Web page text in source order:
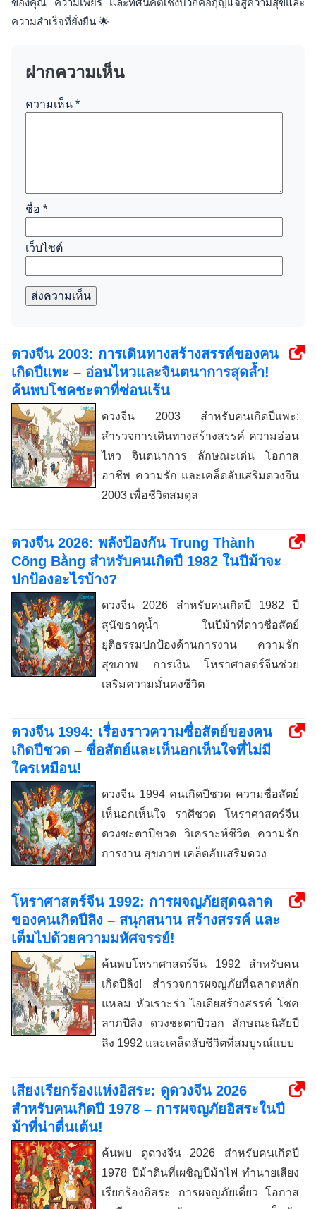
ความสำเร็จที่ยั่งยืน 🌟
ฝากความเห็น
ความเห็น *
ชื่อ *
เว็บไซต์
ส่งความเห็น
ดวงจีน 2003: การเดินทางสร้างสรรค์ของคน
เกิดปีแพะ – อ่อนไหวและจินตนาการสุดล้ำ!
ค้นพบโชคชะตาที่ซ่อนเร้น
ดวงจีน 2003 สำหรับคนเกิดปีแพะ:
สำรวจการเดินทางสร้างสรรค์ ความอ่อน
ไหว จินตนาการ ลักษณะเด่น โอกาส
อาชีพ ความรัก และเคล็ดลับเสริมดวงจีน
2003 เพื่อชีวิตสมดุล
ดวงจีน 2026: พลังป้องกัน Trung Thành
Công Bằng สำหรับคนเกิดปี 1982 ในปีม้าจะ
ปกป้องอะไรบ้าง?
ดวงจีน 2026 สำหรับคนเกิดปี 1982 ปี
สุนัขธาตุน้ำ ในปีม้าที่ดาวซื่อสัตย์
ยุติธรรมปกป้องด้านการงาน ความรัก
สุขภาพ การเงิน โหราศาสตร์จีนช่วย
เสริมความมั่นคงชีวิต
ดวงจีน 1994: เรื่องราวความซื่อสัตย์ของคน
เกิดปีชวด – ซื่อสัตย์และเห็นอกเห็นใจที่ไม่มี
ใครเหมือน!
ดวงจีน 1994 คนเกิดปีชวด ความซื่อสัตย์
เห็นอกเห็นใจ ราศีชวด โหราศาสตร์จีน
ดวงชะตาปีชวด วิเคราะห์ชีวิต ความรัก
การงาน สุขภาพ เคล็ดลับเสริมดวง
โหราศาสตร์จีน 1992: การผจญภัยสุดฉลาด
ของคนเกิดปีลิง – สนุกสนาน สร้างสรรค์ และ
เต็มไปด้วยความมหัศจรรย์!
ค้นพบโหราศาสตร์จีน 1992 สำหรับคน
เกิดปีลิง! สำรวจการผจญภัยที่ฉลาดหลัก
แหลม หัวเราะร่า ไอเดียสร้างสรรค์ โชค
ลาภปีลิง ดวงชะตาปีวอก ลักษณะนิสัยปี
ลิง 1992 และเคล็ดลับชีวิตที่สมบูรณ์แบบ
เสียงเรียกร้องแห่งอิสระ: ดูดวงจีน 2026
สำหรับคนเกิดปี 1978 – การผจญภัยอิสระในปี
ม้าที่น่าตื่นเต้น!
ค้นพบ ดูดวงจีน 2026 สำหรับคนเกิดปี
1978 ปีม้าดินที่เผชิญปีม้าไฟ ทำนายเสียง
เรียกร้องอิสระ การผจญภัยเดี่ยว โอกาส